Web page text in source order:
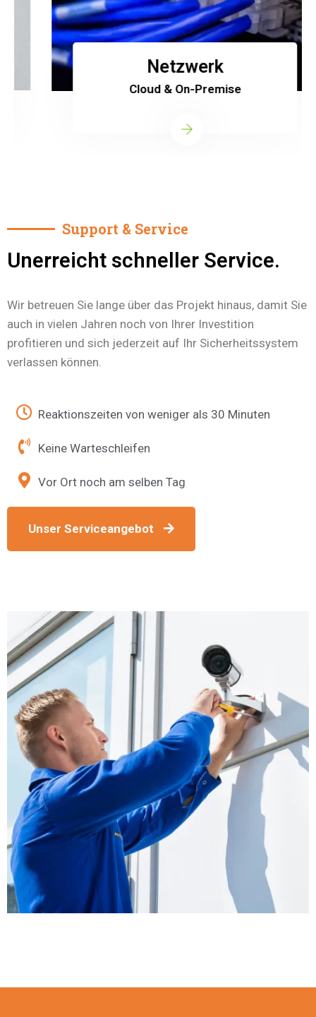
Netzwerk
Cloud & On-Premise
Support & Service
Unerreicht schneller Service.
Wir betreuen Sie lange über das Projekt hinaus, damit Sie
auch in vielen Jahren noch von Ihrer Investition
profitieren und sich jederzeit auf Ihr Sicherheitssystem
verlassen können.
Reaktionszeiten von weniger als 30 Minuten
Keine Warteschleifen
Vor Ort noch am selben Tag
Unser Serviceangebot